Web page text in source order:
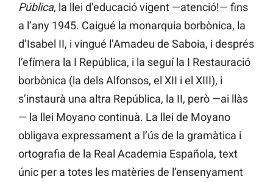
Pública, la llei d’educació vigent —atenció!— fins
a l’any 1945. Caigué la monarquia borbònica, la
d’Isabel II, i vingué l’Amadeu de Saboia, i després
l’efímera la I República, i la seguí la I Restauració
borbònica (la dels Alfonsos, el XII i el XIII), i
s’instaurà una altra República, la II, però —ai llàs
— la llei Moyano continuà. La llei de Moyano
obligava expressament a l’ús de la gramàtica i
ortografia de la Real Academia Española, text
únic per a totes les matèries de l’ensenyament